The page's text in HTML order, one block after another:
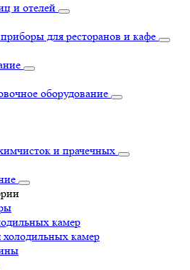
и отелей
для ресторанов и кафе
оборудование
и прачечных
камер
камер